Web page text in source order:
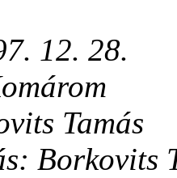
12. 28.
Tamás
Borkovits